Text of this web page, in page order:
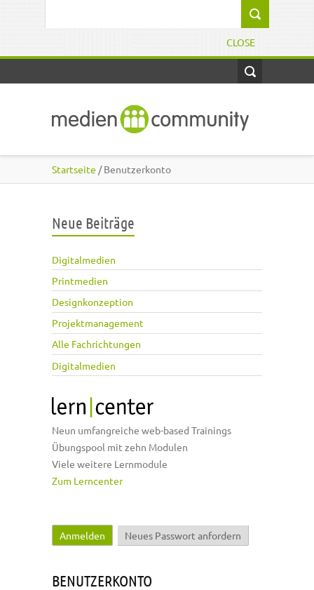
CLOSE
Startseite / Benutzerkonto
Neue Beiträge
Digitalmedien
Printmedien
Designkonzeption
Projektmanagement
Alle Fachrichtungen
Digitalmedien
Neun umfangreiche web-based Trainings
Übungspool mit zehn Modulen
Viele weitere Lernmodule
Zum Lerncenter
Haupt-Reiter
Anmelden (aktiver Reiter)
Neues Passwort anfordern
BENUTZERKONTO